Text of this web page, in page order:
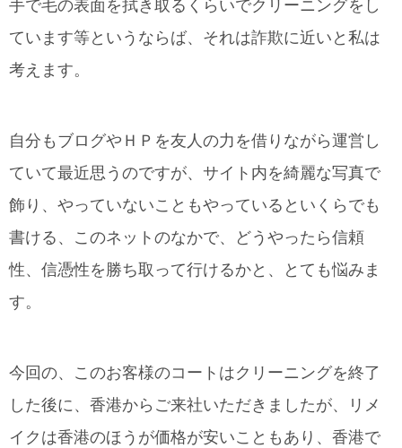
手で毛の表面を拭き取るくらいでクリーニングをし
ています等というならば、それは詐欺に近いと私は
考えます。
自分もブログやＨＰを友人の力を借りながら運営し
ていて最近思うのですが、サイト内を綺麗な写真で
飾り、やっていないこともやっているといくらでも
書ける、このネットのなかで、どうやったら信頼
性、信憑性を勝ち取って行けるかと、とても悩みま
す。
今回の、このお客様のコートはクリーニングを終了
した後に、香港からご来社いただきましたが、リメ
イクは香港のほうが価格が安いこともあり、香港で